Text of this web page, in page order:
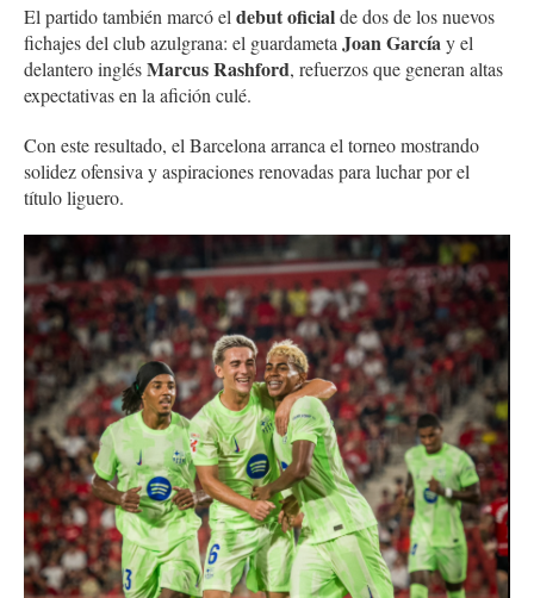
El partido también marcó el debut oficialde dos de los nuevos
fichajes del club azulgrana: el guardameta Joan Garcíay el
delantero inglésMarcus Rashford, refuerzos que generan altas
expectativas en la afición culé.
Con este resultado, el Barcelona arranca el torneo mostrando
solidez ofensiva y aspiraciones renovadas para luchar por el
título liguero.